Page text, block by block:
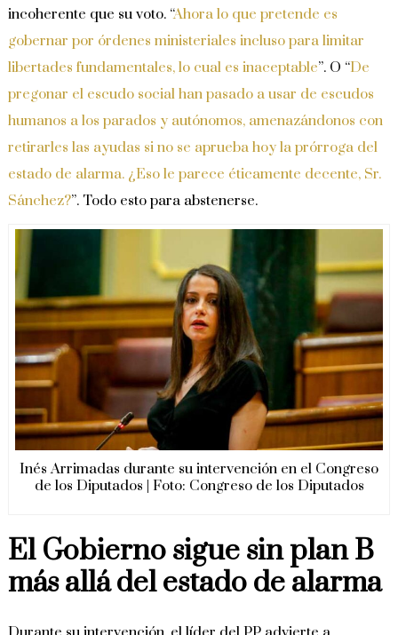
incoherente que su voto. “Ahora lo que pretende es
gobernar por órdenes ministeriales incluso para limitar
libertades fundamentales, lo cual es inaceptable”. O “De
pregonar el escudo social han pasado a usar de escudos
humanos a los parados y autónomos, amenazándonos con
retirarles las ayudas si no se aprueba hoy la prórroga del
estado de alarma. ¿Eso le parece éticamente decente, Sr.
Sánchez?”. Todo esto para abstenerse.
Inés Arrimadas durante su intervención en el Congreso
de los Diputados | Foto: Congreso de los Diputados
El Gobierno sigue sin plan B
más allá del estado de alarma